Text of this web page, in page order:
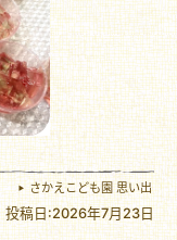
さかえこども園 思い出
投稿日:2026年7月23日